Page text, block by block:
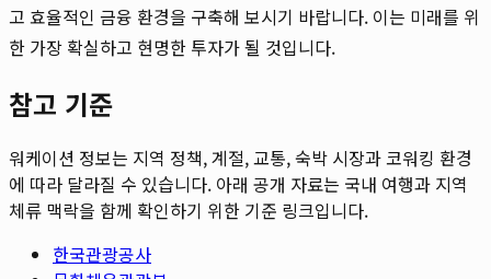
고 효율적인 금융 환경을 구축해 보시기 바랍니다. 이는 미래를 위
한 가장 확실하고 현명한 투자가 될 것입니다.
참고 기준
워케이션 정보는 지역 정책, 계절, 교통, 숙박 시장과 코워킹 환경
에 따라 달라질 수 있습니다. 아래 공개 자료는 국내 여행과 지역
체류 맥락을 함께 확인하기 위한 기준 링크입니다.
한국관광공사